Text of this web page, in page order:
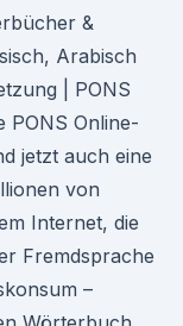
&
Arabisch
| PONS
PONS Online-
jetzt auch eine
von
Internet, die
Fremdsprache
–